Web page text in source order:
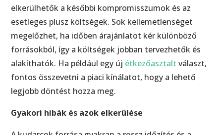
elkerülhetők a későbbi kompromisszumok és az
esetleges plusz költségek. Sok kellemetlenséget
megelőzhet, ha időben árajánlatot kér különböző
forrásokból, így a költségek jobban tervezhetők és
alakíthatók. Ha például egy új étkezőasztalt választ,
fontos összevetni a piaci kínálatot, hogy a lehető
legjobb döntést hozza meg.
Gyakori hibák és azok elkerülése